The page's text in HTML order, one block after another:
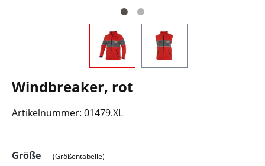
Windbreaker, rot
Artikelnummer: 01479.XL
Größeauswählen
(Größentabelle)